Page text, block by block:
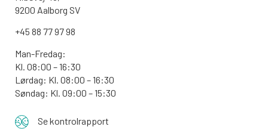
9200 Aalborg SV
+45 88 77 97 98
Man-Fredag:
Kl. 08:00 – 16:30
Lørdag: Kl. 08:00 – 16:30
Søndag: Kl. 09:00 – 15:30
Se kontrolrapport